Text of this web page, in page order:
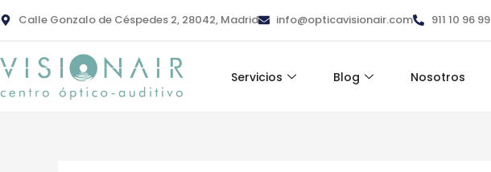
al
Calle Gonzalo de Céspedes 2, 28042, Madrid info@opticavisionair.com 911 10 96 99
Servicios Blog Nosotros